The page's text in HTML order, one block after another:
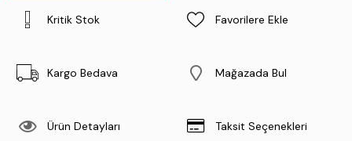
Kritik Stok Favorilere Ekle
Kargo Bedava Mağazada Bul
Ürün Detayları Taksit Seçenekleri